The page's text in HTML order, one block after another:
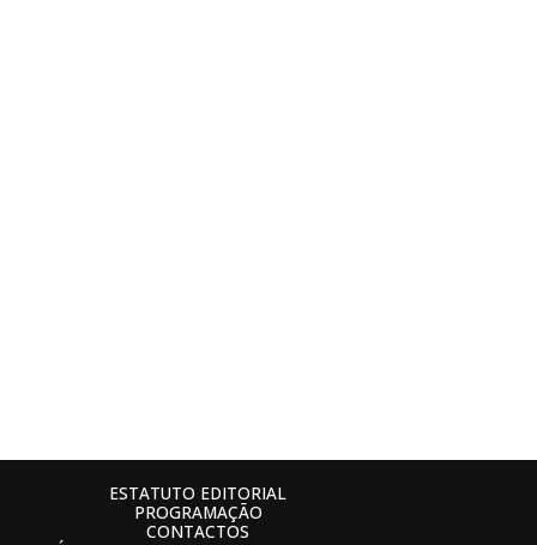
ESTATUTO EDITORIAL
PROGRAMAÇÃO
CONTACTOS